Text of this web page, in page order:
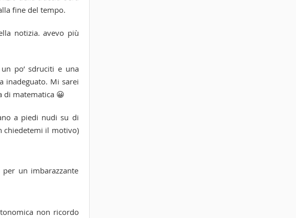
fine del tempo.
notizia. avevo più
po’ sdruciti e una
inadeguato. Mi sarei
di matematica 😀
a piedi nudi su di
chiedetemi il motivo)
un imbarazzante
non ricordo